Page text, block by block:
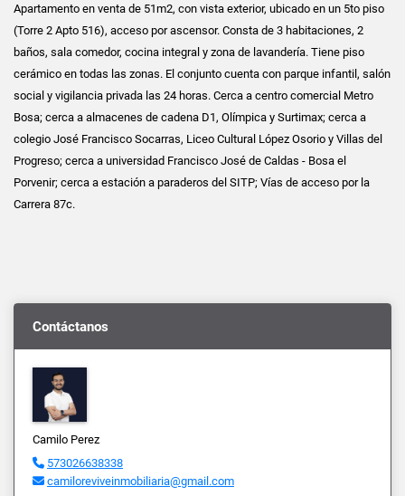
Apartamento en venta de 51m2, con vista exterior, ubicado en un 5to piso
(Torre 2 Apto 516), acceso por ascensor. Consta de 3 habitaciones, 2
baños, sala comedor, cocina integral y zona de lavandería. Tiene piso
cerámico en todas las zonas. El conjunto cuenta con parque infantil, salón
social y vigilancia privada las 24 horas. Cerca a centro comercial Metro
Bosa; cerca a almacenes de cadena D1, Olímpica y Surtimax; cerca a
colegio José Francisco Socarras, Liceo Cultural López Osorio y Villas del
Progreso; cerca a universidad Francisco José de Caldas - Bosa el
Porvenir; cerca a estación a paraderos del SITP; Vías de acceso por la
Carrera 87c.
Contáctanos
Camilo Perez
573026638338
camiloreviveinmobiliaria@gmail.com